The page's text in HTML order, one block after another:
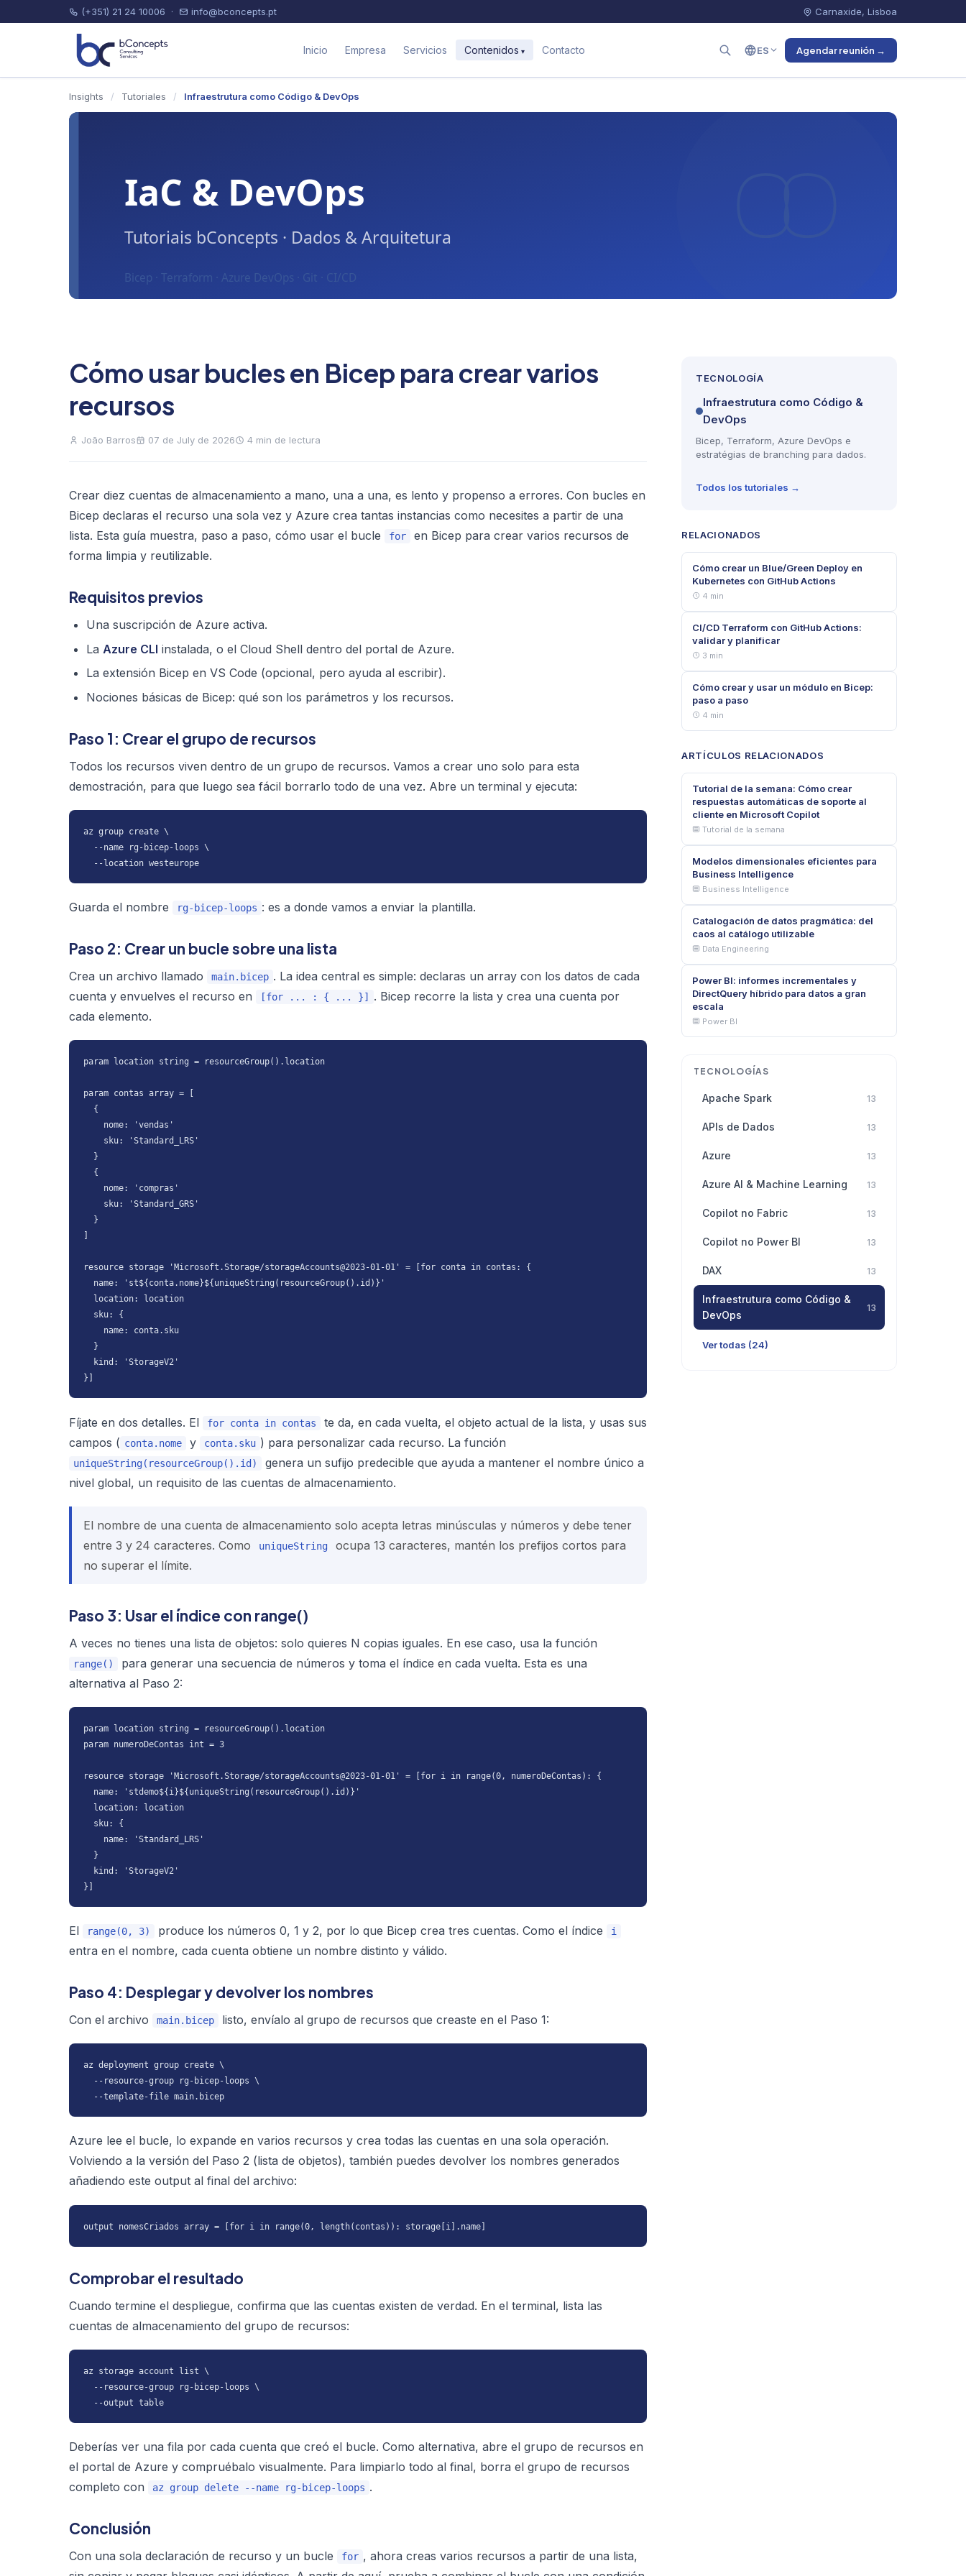
(+351) 21 24 10006 · info@bconcepts.pt Carnaxide, Lisboa
Inicio Empresa Servicios Contenidos Contacto ES Agendar reunión →
Insights / Tutoriales / Infraestrutura como Código & DevOps
Cómo usar bucles en Bicep para crear varios
recursos
João Barros 07 de July de 2026 4 min de lectura
Crear diez cuentas de almacenamiento a mano, una a una, es lento y propenso a errores. Con bucles en
Bicep declaras el recurso una sola vez y Azure crea tantas instancias como necesites a partir de una
lista. Esta guía muestra, paso a paso, cómo usar el bucle
for
en Bicep para crear varios recursos de
forma limpia y reutilizable.
Requisitos previos
Una suscripción de Azure activa.
La Azure CLI instalada, o el Cloud Shell dentro del portal de Azure.
La extensión Bicep en VS Code (opcional, pero ayuda al escribir).
Nociones básicas de Bicep: qué son los parámetros y los recursos.
Paso 1: Crear el grupo de recursos
Todos los recursos viven dentro de un grupo de recursos. Vamos a crear uno solo para esta
demostración, para que luego sea fácil borrarlo todo de una vez. Abre un terminal y ejecuta:
az group create \
  --name rg-bicep-loops \
  --location westeurope
Guarda el nombre rg-bicep-loops : es a donde vamos a enviar la plantilla.
Paso 2: Crear un bucle sobre una lista
Crea un archivo llamado main.bicep . La idea central es simple: declaras un array con los datos de cada
cuenta y envuelves el recurso en
[for ... : { ... }]
. Bicep recorre la lista y crea una cuenta por
cada elemento.
param location string = resourceGroup().location
param contas array = [
  {
    nome: 'vendas'
    sku: 'Standard_LRS'
  }
  {
    nome: 'compras'
    sku: 'Standard_GRS'
  }
resource storage 'Microsoft.Storage/storageAccounts@2023-01-01' = [for conta in contas: {
  name: 'st${conta.nome}${uniqueString(resourceGroup().id)}'
  location: location
  sku: {
    name: conta.sku
  }
  kind: 'StorageV2'
}]
Fíjate en dos detalles. El for conta in contas
te da, en cada vuelta, el objeto actual de la lista, y usas sus
campos ( conta.nome y conta.sku ) para personalizar cada recurso. La función
uniqueString(resourceGroup().id)
genera un sufijo predecible que ayuda a mantener el nombre único a
nivel global, un requisito de las cuentas de almacenamiento.
El nombre de una cuenta de almacenamiento solo acepta letras minúsculas y números y debe tener
entre 3 y 24 caracteres. Como
uniqueString
ocupa 13 caracteres, mantén los prefijos cortos para
no superar el límite.
Paso 3: Usar el índice con range()
A veces no tienes una lista de objetos: solo quieres N copias iguales. En ese caso, usa la función
range()
para generar una secuencia de números y toma el índice en cada vuelta. Esta es una
alternativa al Paso 2:
param location string = resourceGroup().location
param numeroDeContas int = 3
resource storage 'Microsoft.Storage/storageAccounts@2023-01-01' = [for i in range(0, numeroDeContas): {
  name: 'stdemo${i}${uniqueString(resourceGroup().id)}'
  location: location
  sku: {
    name: 'Standard_LRS'
  }
  kind: 'StorageV2'
}]
El range(0, 3) produce los números 0, 1 y 2, por lo que Bicep crea tres cuentas. Como el índice i
entra en el nombre, cada cuenta obtiene un nombre distinto y válido.
Paso 4: Desplegar y devolver los nombres
Con el archivo main.bicep listo, envíalo al grupo de recursos que creaste en el Paso 1:
az deployment group create \
  --resource-group rg-bicep-loops \
  --template-file main.bicep
Azure lee el bucle, lo expande en varios recursos y crea todas las cuentas en una sola operación.
Volviendo a la versión del Paso 2 (lista de objetos), también puedes devolver los nombres generados
añadiendo este output al final del archivo:
output nomesCriados array = [for i in range(0, length(contas)): storage[i].name]
Comprobar el resultado
Cuando termine el despliegue, confirma que las cuentas existen de verdad. En el terminal, lista las
cuentas de almacenamiento del grupo de recursos:
az storage account list \
  --resource-group rg-bicep-loops \
  --output table
Deberías ver una fila por cada cuenta que creó el bucle. Como alternativa, abre el grupo de recursos en
el portal de Azure y compruébalo visualmente. Para limpiarlo todo al final, borra el grupo de recursos
completo con
az group delete --name rg-bicep-loops .
Conclusión
Con una sola declaración de recurso y un bucle for , ahora creas varios recursos a partir de una lista,
TECNOLOGÍA
Infraestrutura como Código &
DevOps
Bicep, Terraform, Azure DevOps e
estratégias de branching para dados.
Todos los tutoriales →
RELACIONADOS
Cómo crear un Blue/Green Deploy en
Kubernetes con GitHub Actions
4 min
CI/CD Terraform con GitHub Actions:
validar y planificar
3 min
Cómo crear y usar un módulo en Bicep:
paso a paso
4 min
ARTÍCULOS RELACIONADOS
Tutorial de la semana: Cómo crear
respuestas automáticas de soporte al
cliente en Microsoft Copilot
Tutorial de la semana
Modelos dimensionales eficientes para
Business Intelligence
Business Intelligence
Catalogación de datos pragmática: del
caos al catálogo utilizable
Data Engineering
Power BI: informes incrementales y
DirectQuery híbrido para datos a gran
escala
Power BI
TECNOLOGÍAS
Apache Spark 13
APIs de Dados 13
Azure 13
Azure AI & Machine Learning 13
Copilot no Fabric 13
Copilot no Power BI 13
DAX 13
Infraestrutura como Código &
DevOps
13
Ver todas (24)